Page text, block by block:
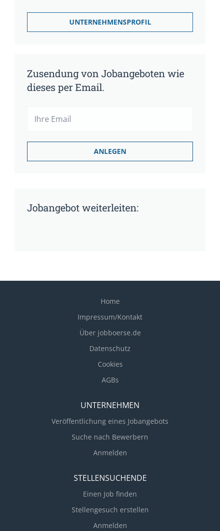
UNTERNEHMENSPROFIL
Zusendung von Jobangeboten wie
dieses per Email.
Jobangebot weiterleiten:
Home
Impressum/Kontakt
Über jobboerse.de
Datenschutz
Cookies
AGBs
UNTERNEHMEN
Veröffentlichung eines Jobangebots
Suche nach Bewerbern
Anmelden
STELLENSUCHENDE
Einen Job finden
Stellengesuch erstellen
Anmelden